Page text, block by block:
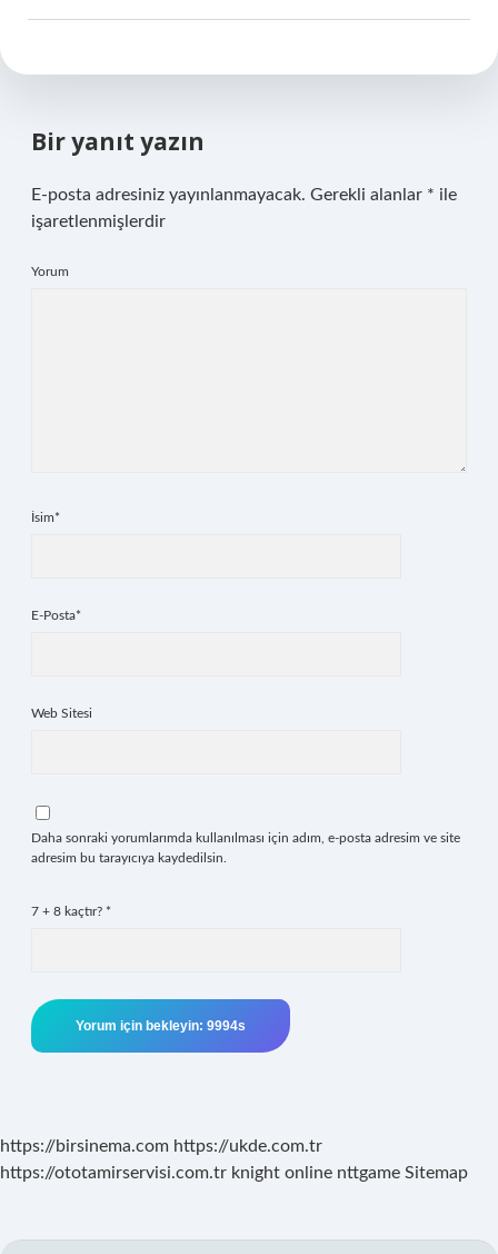
Bir yanıt yazın
E-posta adresiniz yayınlanmayacak. Gerekli alanlar * ile
işaretlenmişlerdir
Yorum
İsim*
E-Posta*
Web Sitesi
Daha sonraki yorumlarımda kullanılması için adım, e-posta adresim ve site
adresim bu tarayıcıya kaydedilsin.
7 + 8 kaçtır? *
https://birsinema.com https://ukde.com.tr
https://ototamirservisi.com.tr knight online nttgame Sitemap